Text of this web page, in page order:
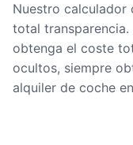
Nuestro calculador
total
obtenga el coste
ocultos, siempre
alquiler de coche